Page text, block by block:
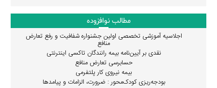
مطالب نوافزوده
اجلاسیه آموزشی تخصصی اولین جشنواره شفافیت و رفع تعارض
منافع
نقدی بر آیین‌نامه بیمه رانندگان تاکسی اینترنتی
حسابرسی تعارض منافع
بیمه نیروی کار پلتفرمی
بودجه‌ریزی کودک‌محور : ضرورت، الزامات و پیامدها